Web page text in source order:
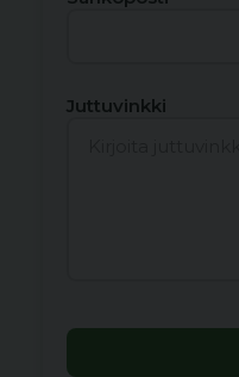
Juttuvinkki